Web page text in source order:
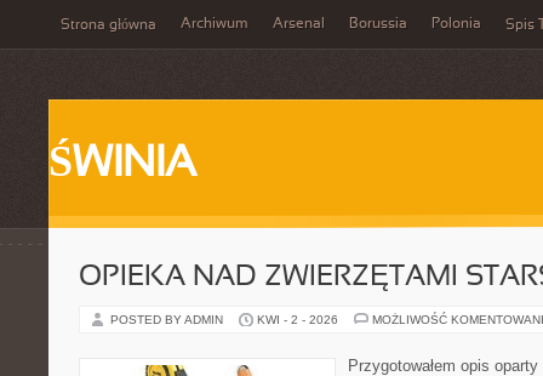
Strona główna Archiwum Arsenal Borussia Polonia Spis
ŚWINIA
OPIEKA NAD ZWIERZĘTAMI
POSTED BY ADMIN KWI - 2 - 2026 MOŻLIWOŚĆ
Przygotowałem opis